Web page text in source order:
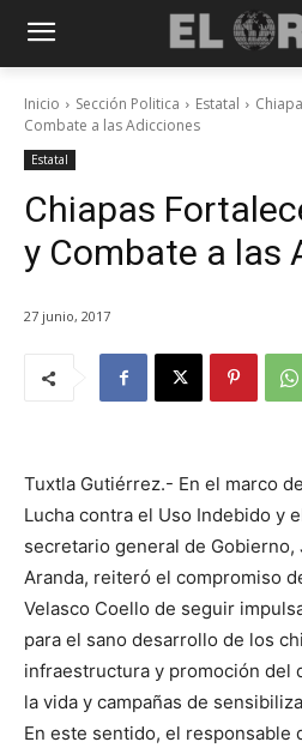
Inicio Sección Politica Estatal
Combate a las Adicciones
Estatal
Chiapas
y Combate a las
27 junio, 2017
Tuxtla Gutiérrez.- En el marco
Lucha contra el Uso Indebido y
secretario general de Gobierno,
Aranda, reiteró el compromiso
Velasco Coello de seguir
para el sano desarrollo de los
infraestructura y promoción del
la vida y campañas de
En este sentido, el responsable